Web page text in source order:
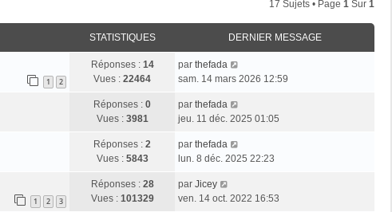
17 Sujets • Page 1 Sur 1
STATISTIQUES DERNIER MESSAGE
1 2
Réponses : 14
Vues : 22464
par thefada
sam. 14 mars 2026 12:59
Réponses : 0
Vues : 3981
par thefada
jeu. 11 déc. 2025 01:05
Réponses : 2
Vues : 5843
par thefada
lun. 8 déc. 2025 22:23
1 2 3
Réponses : 28
Vues : 101329
par Jicey
ven. 14 oct. 2022 16:53